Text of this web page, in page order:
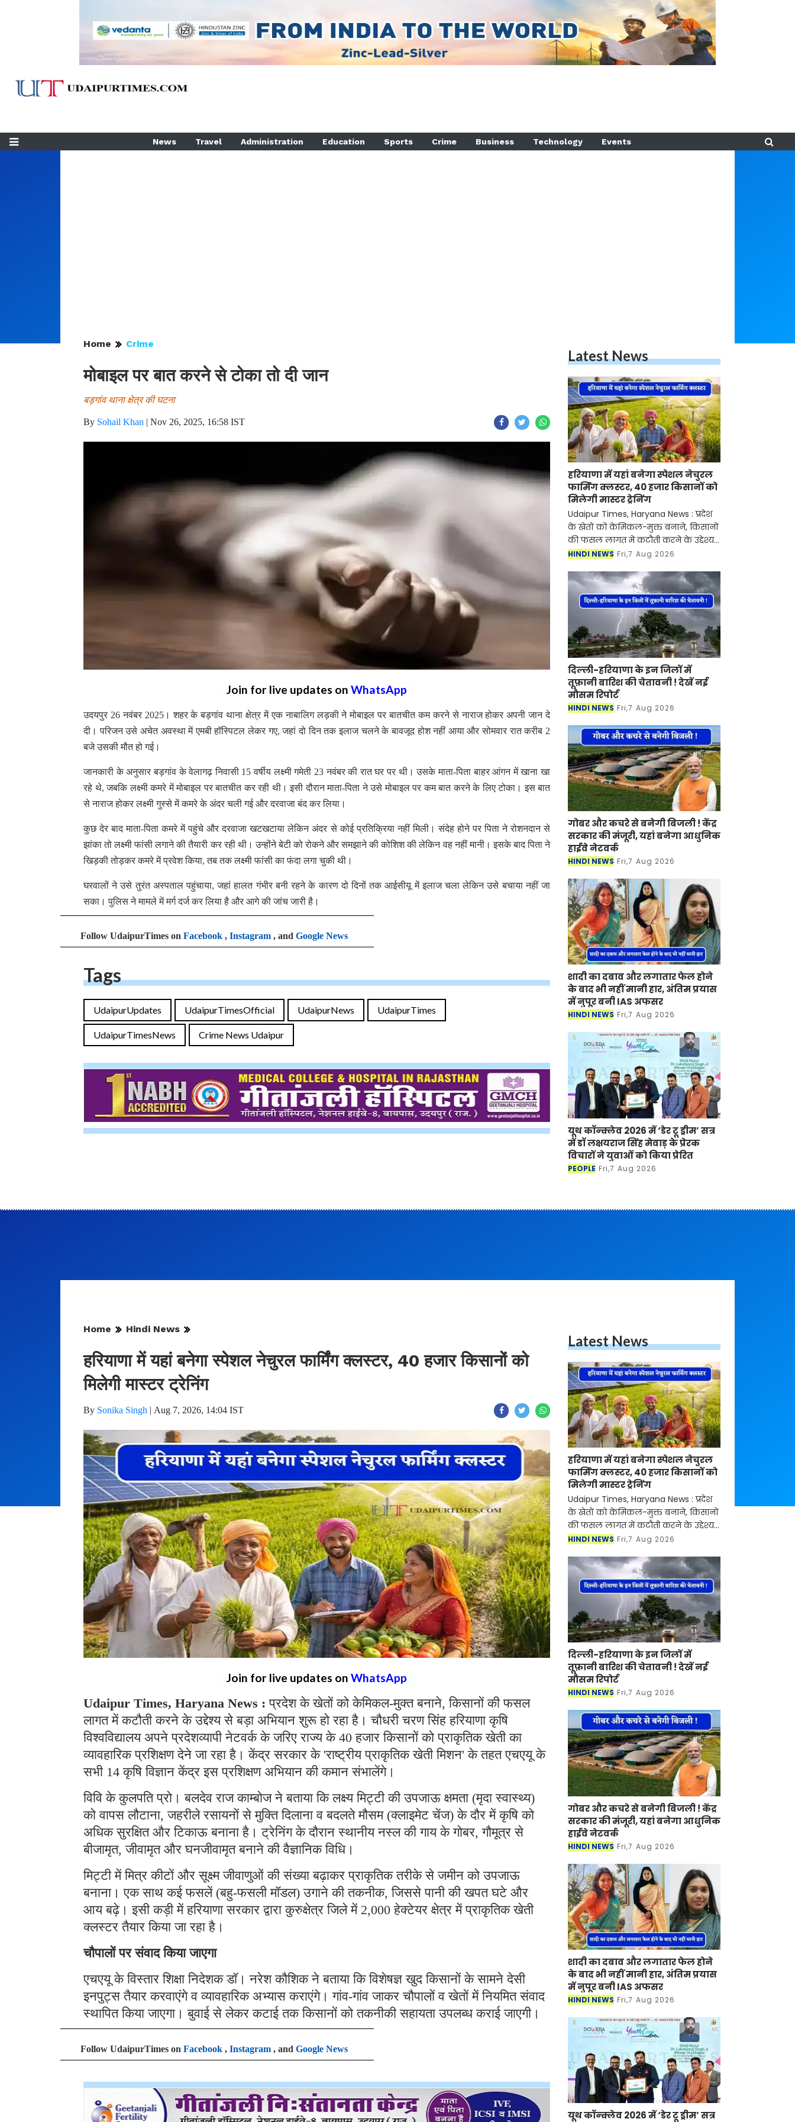
News Travel Administration Education Sports Crime Business Technology Events
Home Crime
मोबाइल पर बात करने से टोका तो दी जान
बड़गांव थाना क्षेत्र की घटना
By Sohail Khan | Nov 26, 2025, 16:58 IST
Join for live updates on WhatsApp
उदयपुर 26 नवंबर 2025। शहर के बड़गांव थाना क्षेत्र में एक नाबालिग लड़की ने मोबाइल पर बातचीत कम करने से नाराज होकर अपनी जान दे
दी। परिजन उसे अचेत अवस्था में एमबी हॉस्पिटल लेकर गए, जहां दो दिन तक इलाज चलने के बावजूद होश नहीं आया और सोमवार रात करीब 2
बजे उसकी मौत हो गई।
जानकारी के अनुसार बड़गांव के वेलागढ़ निवासी 15 वर्षीय लक्ष्मी गमेती 23 नवंबर की रात घर पर थी। उसके माता-पिता बाहर आंगन में खाना खा
रहे थे, जबकि लक्ष्मी कमरे में मोबाइल पर बातचीत कर रही थी। इसी दौरान माता-पिता ने उसे मोबाइल पर कम बात करने के लिए टोका। इस बात
से नाराज होकर लक्ष्मी गुस्से में कमरे के अंदर चली गई और दरवाजा बंद कर लिया।
कुछ देर बाद माता-पिता कमरे में पहुंचे और दरवाजा खटखटाया लेकिन अंदर से कोई प्रतिक्रिया नहीं मिली। संदेह होने पर पिता ने रोशनदान से
झांका तो लक्ष्मी फांसी लगाने की तैयारी कर रही थी। उन्होंने बेटी को रोकने और समझाने की कोशिश की लेकिन वह नहीं मानी। इसके बाद पिता ने
खिड़की तोड़कर कमरे में प्रवेश किया, तब तक लक्ष्मी फांसी का फंदा लगा चुकी थी।
घरवालों ने उसे तुरंत अस्पताल पहुंचाया, जहां हालत गंभीर बनी रहने के कारण दो दिनों तक आईसीयू में इलाज चला लेकिन उसे बचाया नहीं जा
सका। पुलिस ने मामले में मर्ग दर्ज कर लिया है और आगे की जांच जारी है।
Follow UdaipurTimes on Facebook , Instagram , and Google News
Tags
UdaipurUpdates UdaipurTimesOfficial UdaipurNews UdaipurTimes
UdaipurTimesNews Crime News Udaipur
Latest News
हरियाणा में यहां बनेगा स्पेशल नेचुरल
फार्मिंग क्लस्टर, 40 हजार किसानों को
मिलेगी मास्टर ट्रेनिंग
Udaipur Times, Haryana News : प्रदेश
के खेतों को केमिकल-मुक्त बनाने, किसानों
की फसल लागत में कटौती करने के उद्देश्य
से बड़ा अभियान शुरू हो रहा है। चौधरी चरण
HINDI NEWS Fri,7 Aug 2026
दिल्ली-हरियाणा के इन जिलों में
तूफ़ानी बारिश की चेतावनी ! देखें नई
मौसम रिपोर्ट
HINDI NEWS Fri,7 Aug 2026
गोबर और कचरे से बनेगी बिजली ! केंद्र
सरकार की मंजूरी, यहां बनेगा आधुनिक
हाईवे नेटवर्क
HINDI NEWS Fri,7 Aug 2026
शादी का दबाव और लगातार फेल होने
के बाद भी नहीं मानी हार, अंतिम प्रयास
में नुपूर बनी IAS अफसर
HINDI NEWS Fri,7 Aug 2026
यूथ कॉन्क्लेव 2026 में ‘डेर टू ड्रीम’ सत्र
में डॉ लक्षयराज सिंह मेवाड़ के प्रेरक
विचारों ने युवाओं को किया प्रेरित
PEOPLE Fri,7 Aug 2026
Home Hindi News
हरियाणा में यहां बनेगा स्पेशल नेचुरल फार्मिंग क्लस्टर, 40 हजार किसानों को
मिलेगी मास्टर ट्रेनिंग
By Sonika Singh | Aug 7, 2026, 14:04 IST
Join for live updates on WhatsApp
Udaipur Times, Haryana News :प्रदेश के खेतों को केमिकल-मुक्त बनाने, किसानों की फसल
लागत में कटौती करने के उद्देश्य से बड़ा अभियान शुरू हो रहा है। चौधरी चरण सिंह हरियाणा कृषि
विश्वविद्यालय अपने प्रदेशव्यापी नेटवर्क के जरिए राज्य के 40 हजार किसानों को प्राकृतिक खेती का
व्यावहारिक प्रशिक्षण देने जा रहा है। केंद्र सरकार के 'राष्ट्रीय प्राकृतिक खेती मिशन' के तहत एचएयू के
सभी 14 कृषि विज्ञान केंद्र इस प्रशिक्षण अभियान की कमान संभालेंगे।
विवि के कुलपति प्रो। बलदेव राज काम्बोज ने बताया कि लक्ष्य मिट्टी की उपजाऊ क्षमता (मृदा स्वास्थ्य)
को वापस लौटाना, जहरीले रसायनों से मुक्ति दिलाना व बदलते मौसम (क्लाइमेट चेंज) के दौर में कृषि को
अधिक सुरक्षित और टिकाऊ बनाना है। ट्रेनिंग के दौरान स्थानीय नस्ल की गाय के गोबर, गौमूत्र से
बीजामृत, जीवामृत और घनजीवामृत बनाने की वैज्ञानिक विधि।
मिट्टी में मित्र कीटों और सूक्ष्म जीवाणुओं की संख्या बढ़ाकर प्राकृतिक तरीके से जमीन को उपजाऊ
बनाना। एक साथ कई फसलें (बहु-फसली मॉडल) उगाने की तकनीक, जिससे पानी की खपत घटे और
आय बढ़े। इसी कड़ी में हरियाणा सरकार द्वारा कुरुक्षेत्र जिले में 2,000 हेक्टेयर क्षेत्र में प्राकृतिक खेती
क्लस्टर तैयार किया जा रहा है।
चौपालों पर संवाद किया जाएगा
एचएयू के विस्तार शिक्षा निदेशक डॉ। नरेश कौशिक ने बताया कि विशेषज्ञ खुद किसानों के सामने देसी
इनपुट्स तैयार करवाएंगे व व्यावहारिक अभ्यास कराएंगे। गांव-गांव जाकर चौपालों व खेतों में नियमित संवाद
स्थापित किया जाएगा। बुवाई से लेकर कटाई तक किसानों को तकनीकी सहायता उपलब्ध कराई जाएगी।
Follow UdaipurTimes on Facebook , Instagram , and Google News
Latest News
हरियाणा में यहां बनेगा स्पेशल नेचुरल
फार्मिंग क्लस्टर, 40 हजार किसानों को
मिलेगी मास्टर ट्रेनिंग
Udaipur Times, Haryana News : प्रदेश
के खेतों को केमिकल-मुक्त बनाने, किसानों
की फसल लागत में कटौती करने के उद्देश्य
से बड़ा अभियान शुरू हो रहा है। चौधरी चरण
HINDI NEWS Fri,7 Aug 2026
दिल्ली-हरियाणा के इन जिलों में
तूफ़ानी बारिश की चेतावनी ! देखें नई
मौसम रिपोर्ट
HINDI NEWS Fri,7 Aug 2026
गोबर और कचरे से बनेगी बिजली ! केंद्र
सरकार की मंजूरी, यहां बनेगा आधुनिक
हाईवे नेटवर्क
HINDI NEWS Fri,7 Aug 2026
शादी का दबाव और लगातार फेल होने
के बाद भी नहीं मानी हार, अंतिम प्रयास
में नुपूर बनी IAS अफसर
HINDI NEWS Fri,7 Aug 2026
यूथ कॉन्क्लेव 2026 में ‘डेर टू ड्रीम’ सत्र